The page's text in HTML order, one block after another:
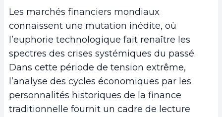
Les marchés financiers mondiaux
connaissent une mutation inédite, où
l’euphorie technologique fait renaître les
spectres des crises systémiques du passé.
Dans cette période de tension extrême,
l’analyse des cycles économiques par les
personnalités historiques de la finance
traditionnelle fournit un cadre de lecture